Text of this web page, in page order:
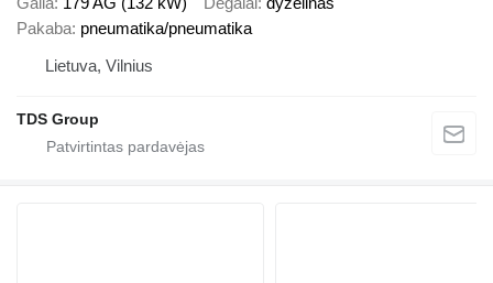
Pakaba pneumatika/pneumatika
Lietuva, Vilnius
TDS Group